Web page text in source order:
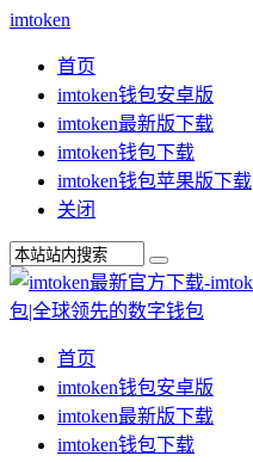
imtoken
首页
imtoken钱包安卓版
imtoken最新版下载
imtoken钱包下载
imtoken钱包苹果版下载
关闭
首页
imtoken钱包安卓版
imtoken最新版下载
imtoken钱包下载